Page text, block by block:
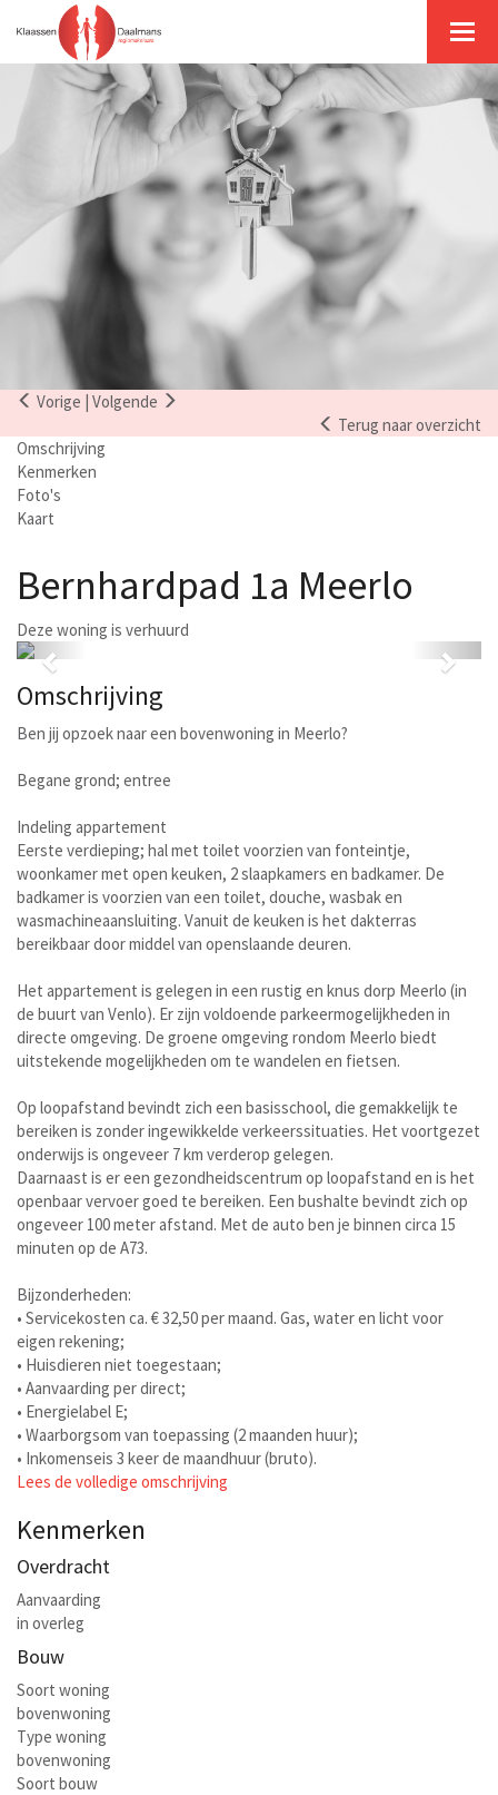
Vorige | Volgende
Terug naar overzicht
Omschrijving
Kenmerken
Foto's
Kaart
Bernhardpad 1a Meerlo
Deze woning is verhuurd
Previous Next
Omschrijving
Ben jij opzoek naar een bovenwoning in Meerlo?
Begane grond; entree
Indeling appartement
Eerste verdieping; hal met toilet voorzien van fonteintje,
woonkamer met open keuken, 2 slaapkamers en badkamer. De
badkamer is voorzien van een toilet, douche, wasbak en
wasmachineaansluiting. Vanuit de keuken is het dakterras
bereikbaar door middel van openslaande deuren.
Het appartement is gelegen in een rustig en knus dorp Meerlo (in
de buurt van Venlo). Er zijn voldoende parkeermogelijkheden in
directe omgeving. De groene omgeving rondom Meerlo biedt
uitstekende mogelijkheden om te wandelen en fietsen.
Op loopafstand bevindt zich een basisschool, die gemakkelijk te
bereiken is zonder ingewikkelde verkeerssituaties. Het voortgezet
onderwijs is ongeveer 7 km verderop gelegen.
Daarnaast is er een gezondheidscentrum op loopafstand en is het
openbaar vervoer goed te bereiken. Een bushalte bevindt zich op
ongeveer 100 meter afstand. Met de auto ben je binnen circa 15
minuten op de A73.
Bijzonderheden:
• Servicekosten ca. € 32,50 per maand. Gas, water en licht voor
eigen rekening;
• Huisdieren niet toegestaan;
• Aanvaarding per direct;
• Energielabel E;
• Waarborgsom van toepassing (2 maanden huur);
• Inkomenseis 3 keer de maandhuur (bruto).
Lees de volledige omschrijving
Kenmerken
Overdracht
Aanvaarding
in overleg
Bouw
Soort woning
bovenwoning
Type woning
bovenwoning
Soort bouw